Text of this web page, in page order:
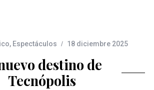
, Espectáculos 18 diciembre 2025
destino de
Tecnópolis